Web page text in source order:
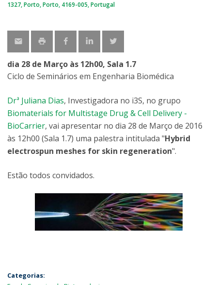
1327 Porto Porto 4169-005 Portugal
dia 28 de Março às 12h00, Sala 1.7
Ciclo de Seminários em Engenharia Biomédica
Drª Juliana Dias, Investigadora no i3S, no grupo
Biomaterials for Multistage Drug & Cell Delivery -
BioCarrier, vai apresentar no dia 28 de Março de 2016
às 12h00 (Sala 1.7) uma palestra intitulada "Hybrid
electrospun meshes for skin regeneration".
Estão todos convidados.
Categorias: